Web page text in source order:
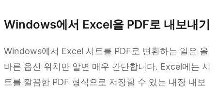
Windows에서 Excel을 PDF로 내보내기
Windows에서 Excel 시트를 PDF로 변환하는 일은 올
바른 옵션 위치만 알면 매우 간단합니다. Excel에는 시
트를 깔끔한 PDF 형식으로 저장할 수 있는 내장 내보